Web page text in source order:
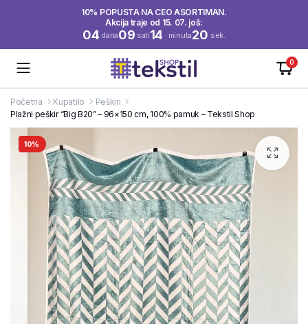
10% POPUSTA NA CEO ASORTIMAN.
Akcija traje od 15. 07. još:
04 dana09 sati14 minuta20 sek.
0
Početna Kupatilo
Peškiri
Plažni peškir “Big B20” – 96×150 cm, 100% pamuk – Tekstil Shop
10%